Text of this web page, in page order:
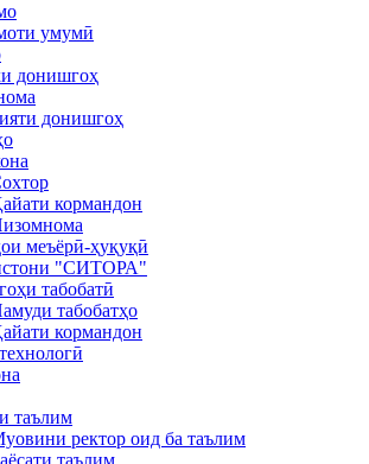
умумӣ
донишгоҳ
донишгоҳ
кормандон
меъёрӣ-ҳуқуқӣ
"СИТОРА"
табобатӣ
табобатҳо
кормандон
таълим
ректор оид ба таълим
таълим